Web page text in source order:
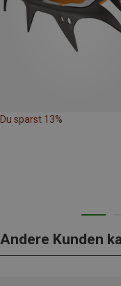
Du sparst 13%
Andere Kunden